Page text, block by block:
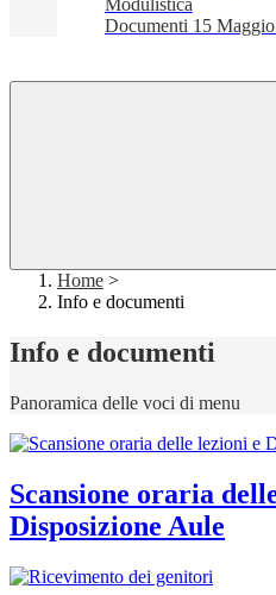
Modulistica
Documenti 15
Home >
Info e documenti
Info e documenti
Panoramica delle voci di menu
Scansione oraria
Disposizione Aule